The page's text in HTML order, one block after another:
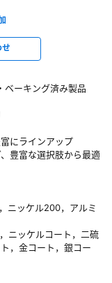
ーキング済み製品
にラインアップ
豊富な選択肢から最適
ニッケル200，アルミ
ニッケルコート，二硫
，金コート，銀コー
へ